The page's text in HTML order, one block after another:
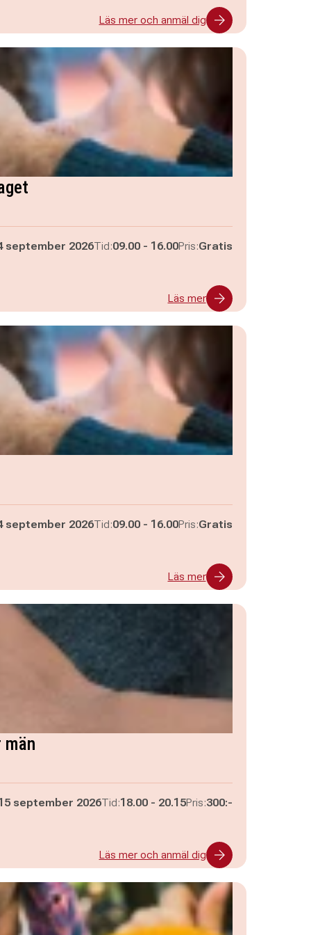
Läs mer och anmäl dig
september 2026Tid:Pågår mellan
09.00 - och
16.00Pris:Gratis
Läs mer
september 2026Tid:Pågår mellan
09.00 - och
16.00Pris:Gratis
Läs mer
september 2026Tid:Pågår mellan
18.00 - och
20.15Pris:300:-
Läs mer och anmäl dig